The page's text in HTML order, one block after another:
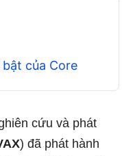
của Core
cứu và phát
) đã phát hành